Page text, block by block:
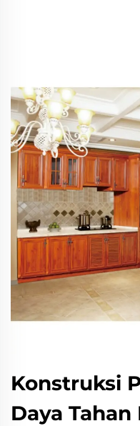
Konstruksi
Daya Tahan